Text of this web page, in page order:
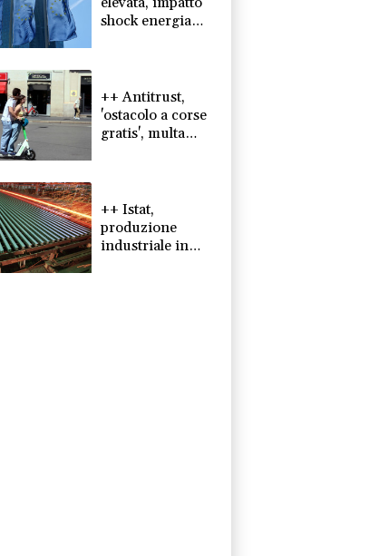
shock energia
++ Antitrust,
'ostacolo a corse
gratis', multa
++ Istat,
produzione
industriale in